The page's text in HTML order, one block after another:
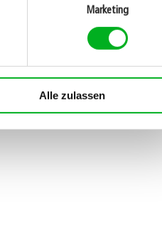
Marketing
Alle zulassen